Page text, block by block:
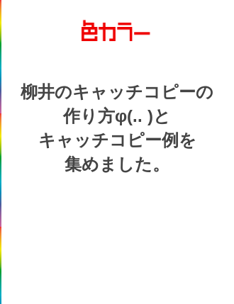
柳井のキャッチコピーの
作り方φ(.. )と
キャッチコピー例を
集めました。